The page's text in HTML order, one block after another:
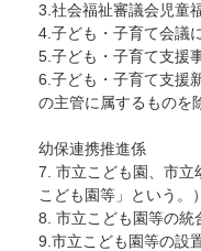
3.社会福祉審議会児童
4.子ども・子育て会議
5.子ども・子育て支援
6.子ども・子育て支援
の主管に属するものを
幼保連携推進係
7. 市立こども園、市立
こども園等」という。
8. 市立こども園等の統
9.市立こども園等の設